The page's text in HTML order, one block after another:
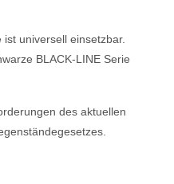
universell einsetzbar.
BLACK-LINE Serie
des aktuellen